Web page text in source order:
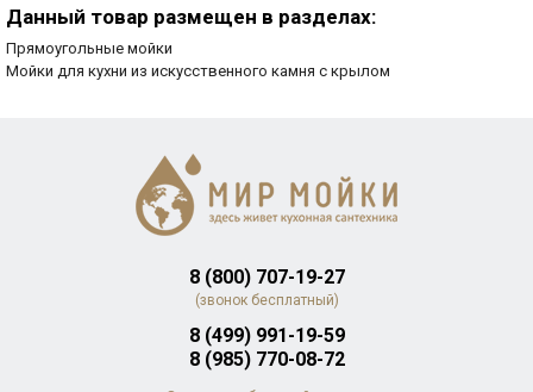
Данный товар размещен в разделах:
Прямоугольные мойки
Мойки для кухни из искусственного камня с крылом
8 (800) 707-19-27
(звонок бесплатный)
8 (499) 991-19-59
8 (985) 770-08-72